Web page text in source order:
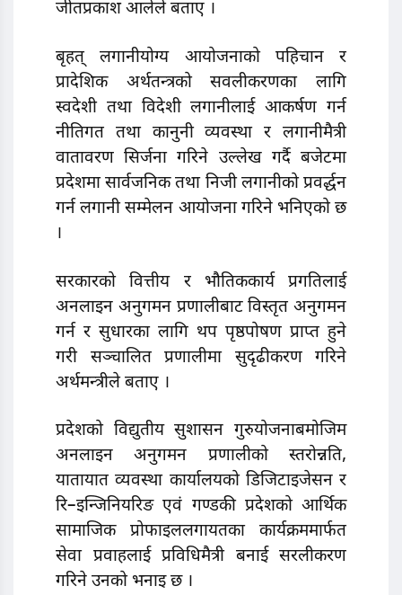
जीतप्रकाश आलेले बताए ।
बृहत् लगानीयोग्य आयोजनाको पहिचान र
प्रादेशिक अर्थतन्त्रको सवलीकरणका लागि
स्वदेशी तथा विदेशी लगानीलाई आकर्षण गर्न
नीतिगत तथा कानुनी व्यवस्था र लगानीमैत्री
वातावरण सिर्जना गरिने उल्लेख गर्दै बजेटमा
प्रदेशमा सार्वजनिक तथा निजी लगानीको प्रवर्द्धन
गर्न लगानी सम्मेलन आयोजना गरिने भनिएको छ
।
सरकारको वित्तीय र भौतिककार्य प्रगतिलाई
अनलाइन अनुगमन प्रणालीबाट विस्तृत अनुगमन
गर्न र सुधारका लागि थप पृष्ठपोषण प्राप्त हुने
गरी सञ्चालित प्रणालीमा सुदृढीकरण गरिने
अर्थमन्त्रीले बताए ।
प्रदेशको विद्युतीय सुशासन गुरुयोजनाबमोजिम
अनलाइन अनुगमन प्रणालीको स्तरोन्नति,
यातायात व्यवस्था कार्यालयको डिजिटाइजेसन र
रि–इन्जिनियरिङ एवं गण्डकी प्रदेशको आर्थिक
सामाजिक प्रोफाइललगायतका कार्यक्रममार्फत
सेवा प्रवाहलाई प्रविधिमैत्री बनाई सरलीकरण
गरिने उनको भनाइ छ ।